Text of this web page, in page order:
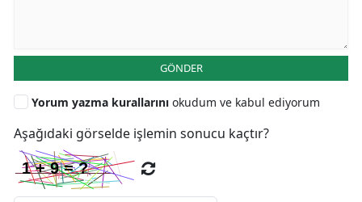
GÖNDER
Yorum yazma kurallarını okudum ve kabul ediyorum
Aşağıdaki görselde işlemin sonucu kaçtır?